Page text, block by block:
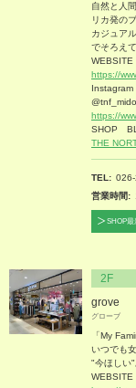
自然と人
リカ発の
カジュア
でそろえ
WEBSITE
https://
Instagram
https://
SHOP
THE
TEL
営業時間
SHOP最
2F
grove
グローブ
「My
いつでも
"今ほしい"
WEBSITE